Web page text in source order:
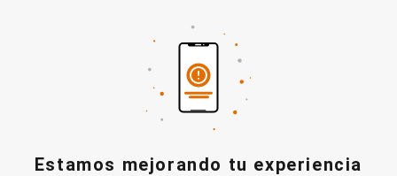
Estamos mejorando tu experiencia